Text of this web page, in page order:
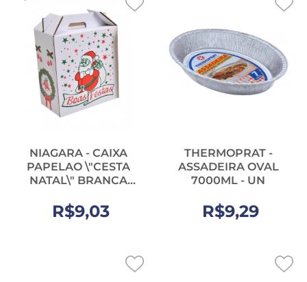
NIAGARA - CAIXA
PAPELAO \"CESTA
NATAL\" BRANCA
R$9,03
THERMOPRAT -
ASSADEIRA OVAL
7000ML - UN
R$9,29